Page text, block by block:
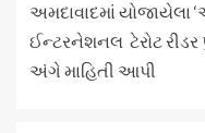
અમદાવાદમાં યોજાયેલા
ઈન્ટરનેશનલ ટેરોટ રીડર
અંગે માહિતી આપી